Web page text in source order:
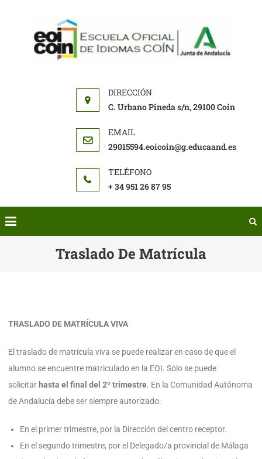
C. Urbano Pineda s/n, 29100 Coín
29015594.eoicoin@g.educaand.es
+ 34 951 26 87 95
Traslado De Matrícula
TRASLADO DE MATRÍCULA VIVA
El traslado de matrícula viva se puede realizar en caso de que el
alumno se encuentre matriculado en la EOI. Sólo se puede
solicitar hasta el final del 2º trimestre. En la Comunidad Autónoma
de Andalucía debe ser siempre autorizado:
En el primer trimestre, por la Dirección del centro receptor.
En el segundo trimestre, por el Delegado/a provincial de Málaga